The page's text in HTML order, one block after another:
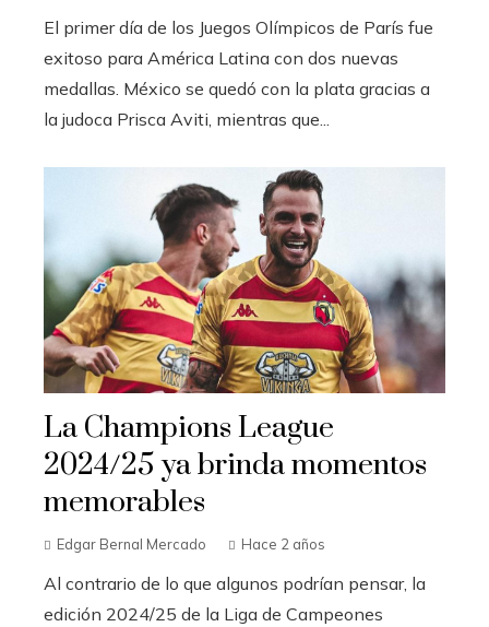
El primer día de los Juegos Olímpicos de París fue
exitoso para América Latina con dos nuevas
medallas. México se quedó con la plata gracias a
la judoca Prisca Aviti, mientras que...
La Champions League
2024/25 ya brinda momentos
memorables
Edgar Bernal Mercado Hace 2 años
Al contrario de lo que algunos podrían pensar, la
edición 2024/25 de la Liga de Campeones